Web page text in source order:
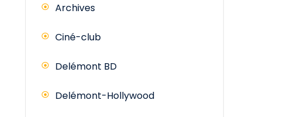
Archives
Ciné-club
Delémont BD
Delémont-Hollywood